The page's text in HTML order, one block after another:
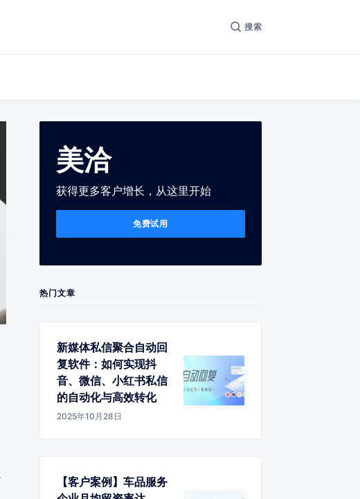
搜索
美洽
获得更多客户增长，从这里开始
免费试用
热门文章
新媒体私信聚合自动回
复软件：如何实现抖
音、微信、小红书私信
的自动化与高效转化
2025年10月28日
【客户案例】车品服务